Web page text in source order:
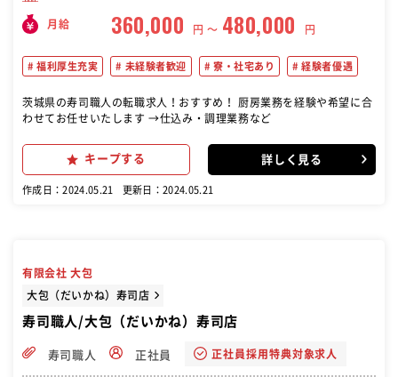
月給 360,000 円 〜 480,000 円
福利厚生充実 未経験者歓迎 寮・社宅あり 経験者優遇
茨城県の寿司職人の転職求人！おすすめ！ 厨房業務を経験や希望に合
わせてお任せいたします →仕込み・調理業務など
キープする 詳しく見る
作成日：2024.05.21 更新日：2024.05.21
有限会社 大包
大包（だいかね）寿司店
寿司職人/大包（だいかね）寿司店
寿司職人 正社員 正社員採用特典対象求人